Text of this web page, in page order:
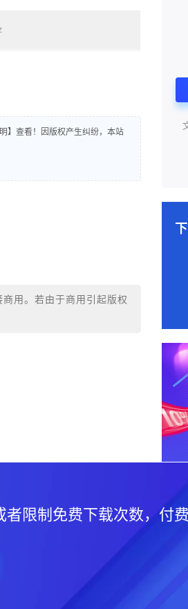
】查看！因版权产生纠纷，本站
用。若由于商用引起版权
限制免费下载次数，付